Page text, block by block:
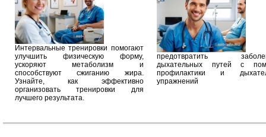
Интервальные тренировки помогают
улучшить физическую форму,
ускоряют метаболизм и
способствуют сжиганию жира.
Узнайте, как эффективно
организовать тренировки для
лучшего результата.
предотвратить
дыхательных путей с
профилактики и
упражнений